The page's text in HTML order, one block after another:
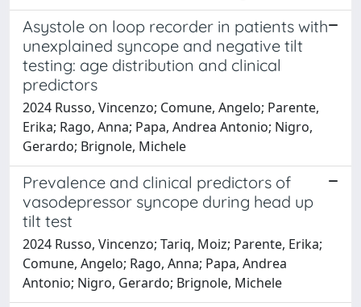
Asystole on loop recorder in patients with
unexplained syncope and negative tilt
testing: age distribution and clinical
predictors
2024 Russo, Vincenzo; Comune, Angelo; Parente,
Erika; Rago, Anna; Papa, Andrea Antonio; Nigro,
Gerardo; Brignole, Michele
Prevalence and clinical predictors of
vasodepressor syncope during head up
tilt test
2024 Russo, Vincenzo; Tariq, Moiz; Parente, Erika;
Comune, Angelo; Rago, Anna; Papa, Andrea
Antonio; Nigro, Gerardo; Brignole, Michele